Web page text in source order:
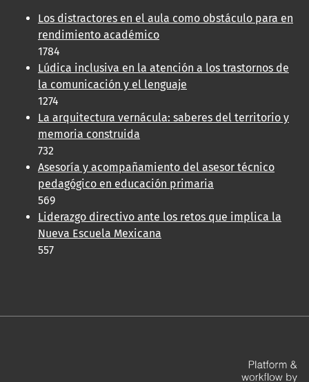
Los distractores en el aula como obstáculo para en
rendimiento académico
1784
Lúdica inclusiva en la atención a los trastornos de
la comunicación y el lenguaje
1274
La arquitectura vernácula: saberes del territorio y
memoria construida
732
Asesoría y acompañamiento del asesor técnico
pedagógico en educación primaria
569
Liderazgo directivo ante los retos que implica la
Nueva Escuela Mexicana
557